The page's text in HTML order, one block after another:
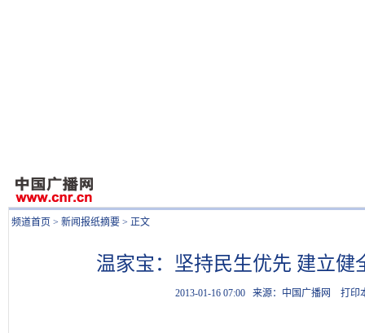
频道首页 > 新闻报纸摘要 > 正文
温家宝：坚持民生优先 建立健
2013-01-16 07:00来源：中国广播网 打印